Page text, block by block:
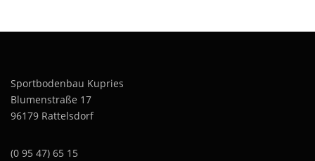
Sportbodenbau Kupries
Blumenstraße 17
96179 Rattelsdorf
(0 95 47) 65 15